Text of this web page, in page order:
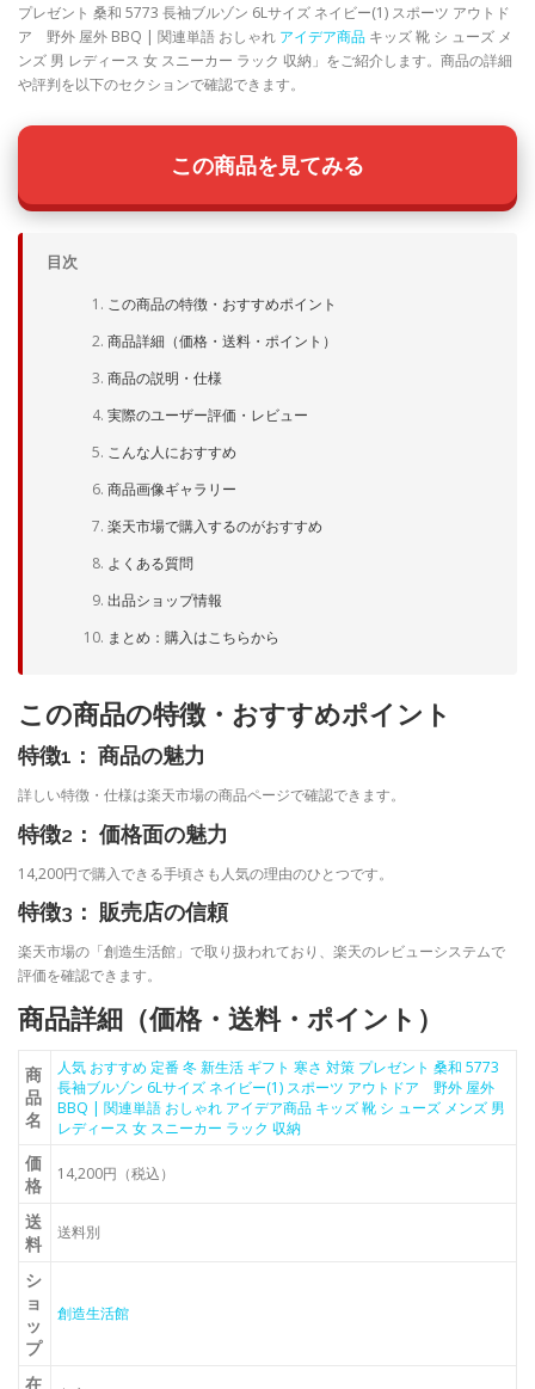
プレゼント 桑和 5773 長袖ブルゾン 6Lサイズ ネイビー(1) スポーツ アウトド
ア 野外 屋外 BBQ | 関連単語 おしゃれ アイデア商品 キッズ 靴 シ ューズ メ
ンズ 男 レディース 女 スニーカー ラック 収納」をご紹介します。商品の詳細
や評判を以下のセクションで確認できます。
この商品を見てみる
目次
この商品の特徴・おすすめポイント
商品詳細（価格・送料・ポイント）
商品の説明・仕様
実際のユーザー評価・レビュー
こんな人におすすめ
商品画像ギャラリー
楽天市場で購入するのがおすすめ
よくある質問
出品ショップ情報
まとめ：購入はこちらから
この商品の特徴・おすすめポイント
特徴1： 商品の魅力
詳しい特徴・仕様は楽天市場の商品ページで確認できます。
特徴2： 価格面の魅力
14,200円で購入できる手頃さも人気の理由のひとつです。
特徴3： 販売店の信頼
楽天市場の「創造生活館」で取り扱われており、楽天のレビューシステムで
評価を確認できます。
商品詳細（価格・送料・ポイント）
商
品
名
人気 おすすめ 定番 冬 新生活 ギフト 寒さ 対策 プレゼント 桑和 5773
長袖ブルゾン 6Lサイズ ネイビー(1) スポーツ アウトドア 野外 屋外
BBQ | 関連単語 おしゃれ アイデア商品 キッズ 靴 シ ューズ メンズ 男
レディース 女 スニーカー ラック 収納
価
格
14,200円（税込）
送
料
送料別
シ
ョ
ッ
プ
創造生活館
在